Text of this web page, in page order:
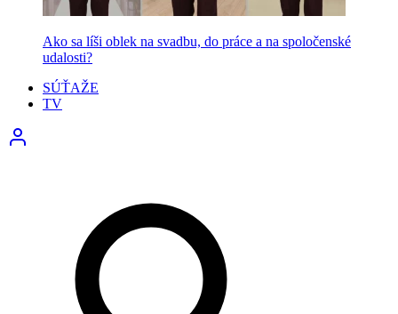
Ako sa líši oblek na svadbu, do práce a na spoločenské
udalosti?
SÚŤAŽE
TV